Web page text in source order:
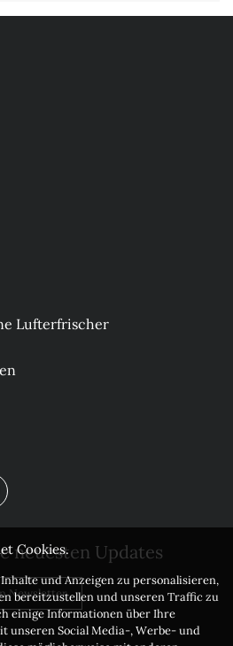
Lufterfrischer
neuesten Updates
Newsletter
Cookies.
und Anzeigen zu personalisieren,
bereitzustellen und unseren Traffic zu
einige Informationen über Ihre
unseren Social Media-, Werbe- und